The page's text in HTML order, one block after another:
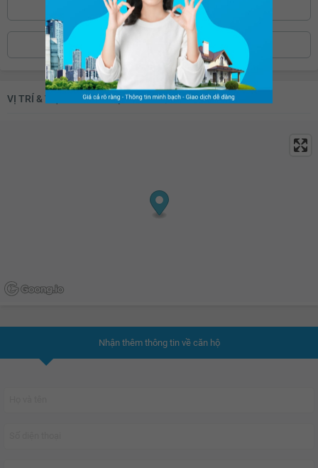
0886.39***Bấm để hiện số
ĐẶT LỊCH XEM NHÀ
VỊ TRÍ & TIỆN ÍCH KHU VỰC XUNG QUANH
Nhận thêm thông tin về căn hộ